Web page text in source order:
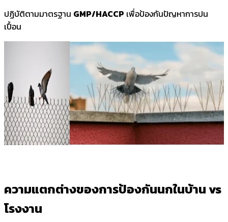
ปฏิบัติตามมาตรฐาน GMP/HACCP เพื่อป้องกันปัญหาการปน
เปื้อน
ความแตกต่างของการป้องกันนกในบ้านvs
โรงงาน